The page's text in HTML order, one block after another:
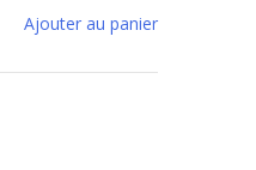
Ajouter au panier